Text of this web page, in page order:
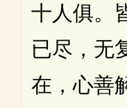
十人俱。
已尽，无
在，心善